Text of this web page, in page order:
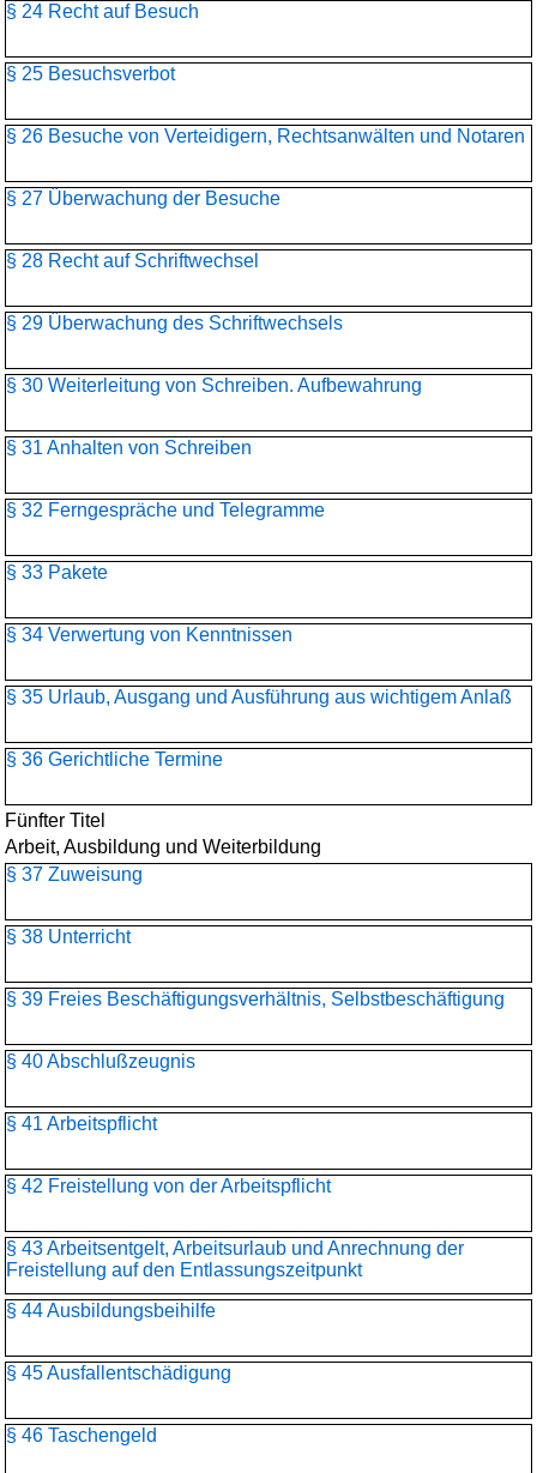
§ 24 Recht auf Besuch
§ 25 Besuchsverbot
§ 26 Besuche von Verteidigern, Rechtsanwälten und Notaren
§ 27 Überwachung der Besuche
§ 28 Recht auf Schriftwechsel
§ 29 Überwachung des Schriftwechsels
§ 30 Weiterleitung von Schreiben. Aufbewahrung
§ 31 Anhalten von Schreiben
§ 32 Ferngespräche und Telegramme
§ 33 Pakete
§ 34 Verwertung von Kenntnissen
§ 35 Urlaub, Ausgang und Ausführung aus wichtigem Anlaß
§ 36 Gerichtliche Termine
Fünfter Titel
Arbeit, Ausbildung und Weiterbildung
§ 37 Zuweisung
§ 38 Unterricht
§ 39 Freies Beschäftigungsverhältnis, Selbstbeschäftigung
§ 40 Abschlußzeugnis
§ 41 Arbeitspflicht
§ 42 Freistellung von der Arbeitspflicht
§ 43 Arbeitsentgelt, Arbeitsurlaub und Anrechnung der
Freistellung auf den Entlassungszeitpunkt
§ 44 Ausbildungsbeihilfe
§ 45 Ausfallentschädigung
§ 46 Taschengeld